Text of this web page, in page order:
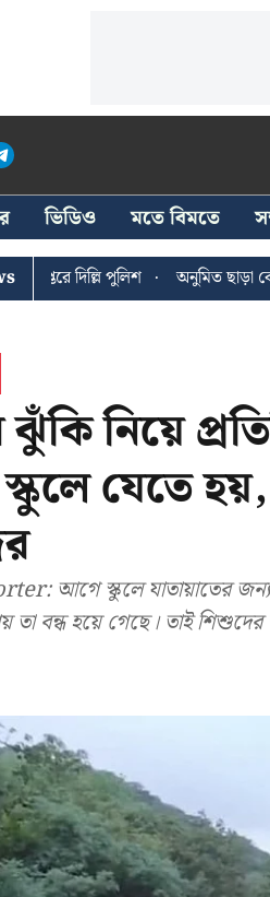
ভিডিও মতে বিমতে
পুলিশ অনুমিত ছাড়া কোনও
নিয়ে
যেতে হয়,
আগে স্কুলে যাতায়াতের জন্য
তা বন্ধ হয়ে গেছে। তাই